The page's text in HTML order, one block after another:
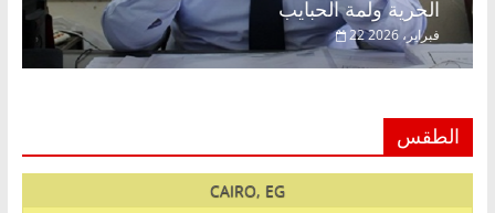
22 فبراير، 2026
الطقس
CAIRO, EG